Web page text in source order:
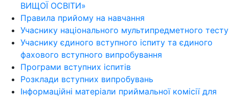
ВИЩОЇ ОСВІТИ»
Правила прийому на навчання
Учаснику національного мультипредметного тесту
Учаснику єдиного вступного іспиту та єдиного
фахового вступного випробування
Програми вступних іспитів
Розклади вступних випробувань
Інформаційні матеріали приймальної комісії для